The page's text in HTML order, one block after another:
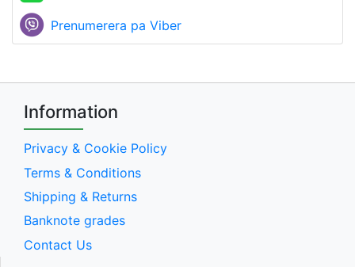
Prenumerera pa Viber
Information
Privacy & Cookie Policy
Terms & Conditions
Shipping & Returns
Banknote grades
Contact Us